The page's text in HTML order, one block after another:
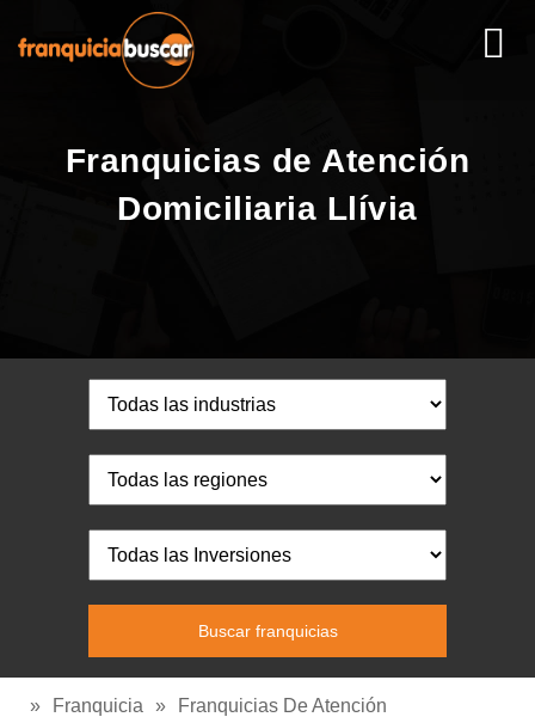
Franquicias de Atención
Domiciliaria Llívia
» Franquicia »
Franquicias De Atención